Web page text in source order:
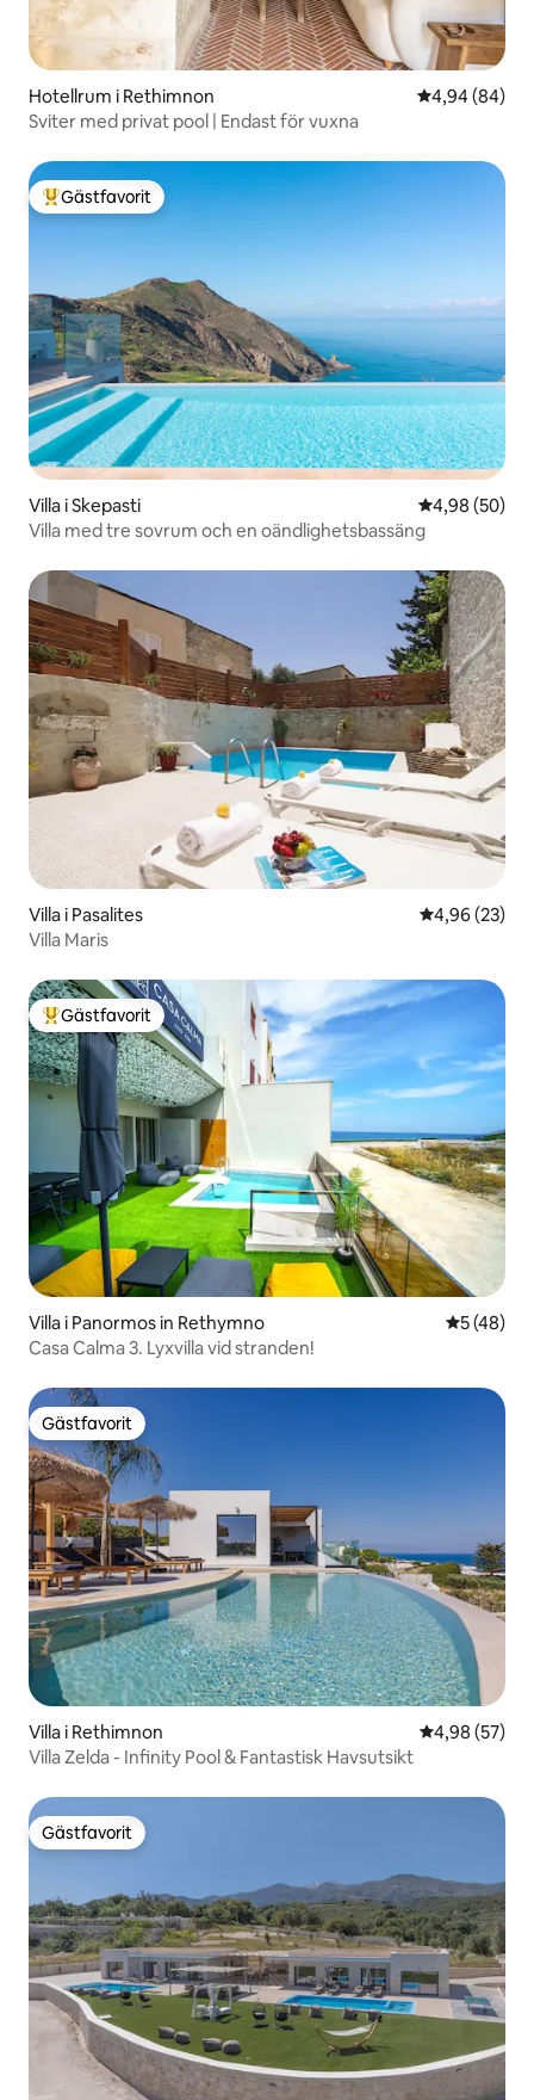
Hotellrum i Rethimnon 4,94 av 5 i
4,94 (84)
Sviter med privat pool | Endast för vuxna
Populär gästfavorit
Gästfavorit
Villa i Skepasti 4,98 av 5 i
4,98 (50)
Villa med tre sovrum och en oändlighetsbassäng
Villa i Pasalites 4,96 av 5 i
4,96 (23)
Villa Maris
Populär gästfavorit
Gästfavorit
Villa i Panormos in Rethymno 5 av 5 i
5 (48)
Casa Calma 3. Lyxvilla vid stranden!
Gästfavorit
Gästfavorit
Villa i Rethimnon 4,98 av 5 i
4,98 (57)
Villa Zelda - Infinity Pool & Fantastisk Havsutsikt
Gästfavorit
Gästfavorit